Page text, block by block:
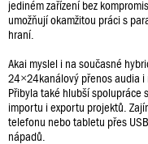
jediném zařízení bez
umožňují okamžitou práci s
hraní.
Akai myslel i na současné
24×24kanálový přenos audia i
Přibyla také hlubší spolupráce
importu i exportu projektů.
telefonu nebo tabletu přes
nápadů.